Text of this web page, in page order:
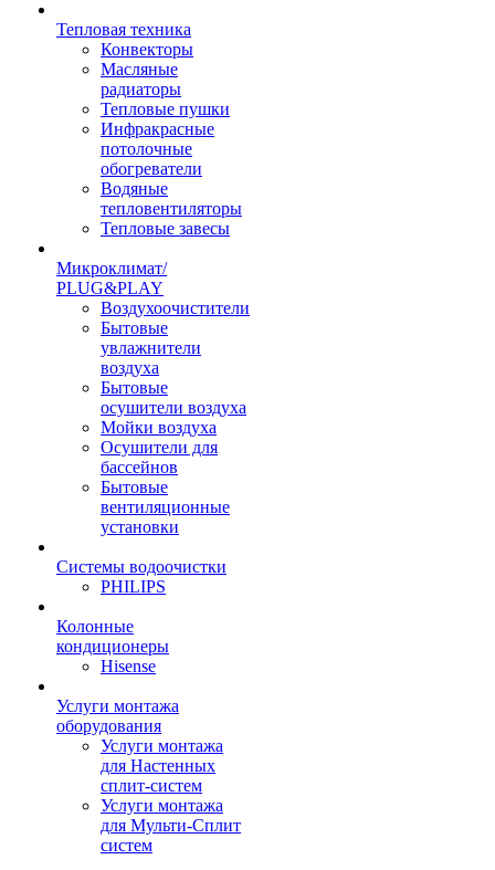
Тепловая техника
Конвекторы
Масляные
радиаторы
Тепловые пушки
Инфракрасные
потолочные
обогреватели
Водяные
тепловентиляторы
Тепловые завесы
Микроклимат/
PLUG&PLAY
Воздухоочистители
Бытовые
увлажнители
воздуха
Бытовые
осушители воздуха
Мойки воздуха
Осушители для
бассейнов
Бытовые
вентиляционные
установки
Системы водоочистки
PHILIPS
Колонные
кондиционеры
Hisense
Услуги монтажа
оборудования
Услуги монтажа
для Настенных
сплит-систем
Услуги монтажа
для Мульти-Сплит
систем